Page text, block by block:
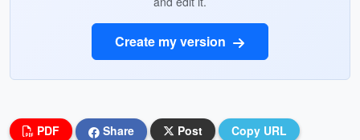
Create my version
PDF Share Post Copy URL